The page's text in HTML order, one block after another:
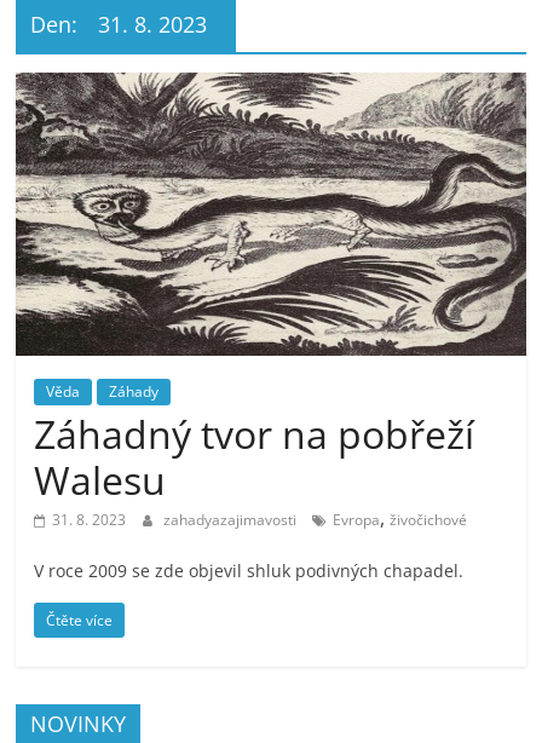
Den: 31. 8. 2023
Věda Záhady
Záhadný tvor na pobřeží
Walesu
31. 8. 2023 zahadyazajimavosti Evropa,živočichové
V roce 2009 se zde objevil shluk podivných chapadel.
Čtěte více
NOVINKY